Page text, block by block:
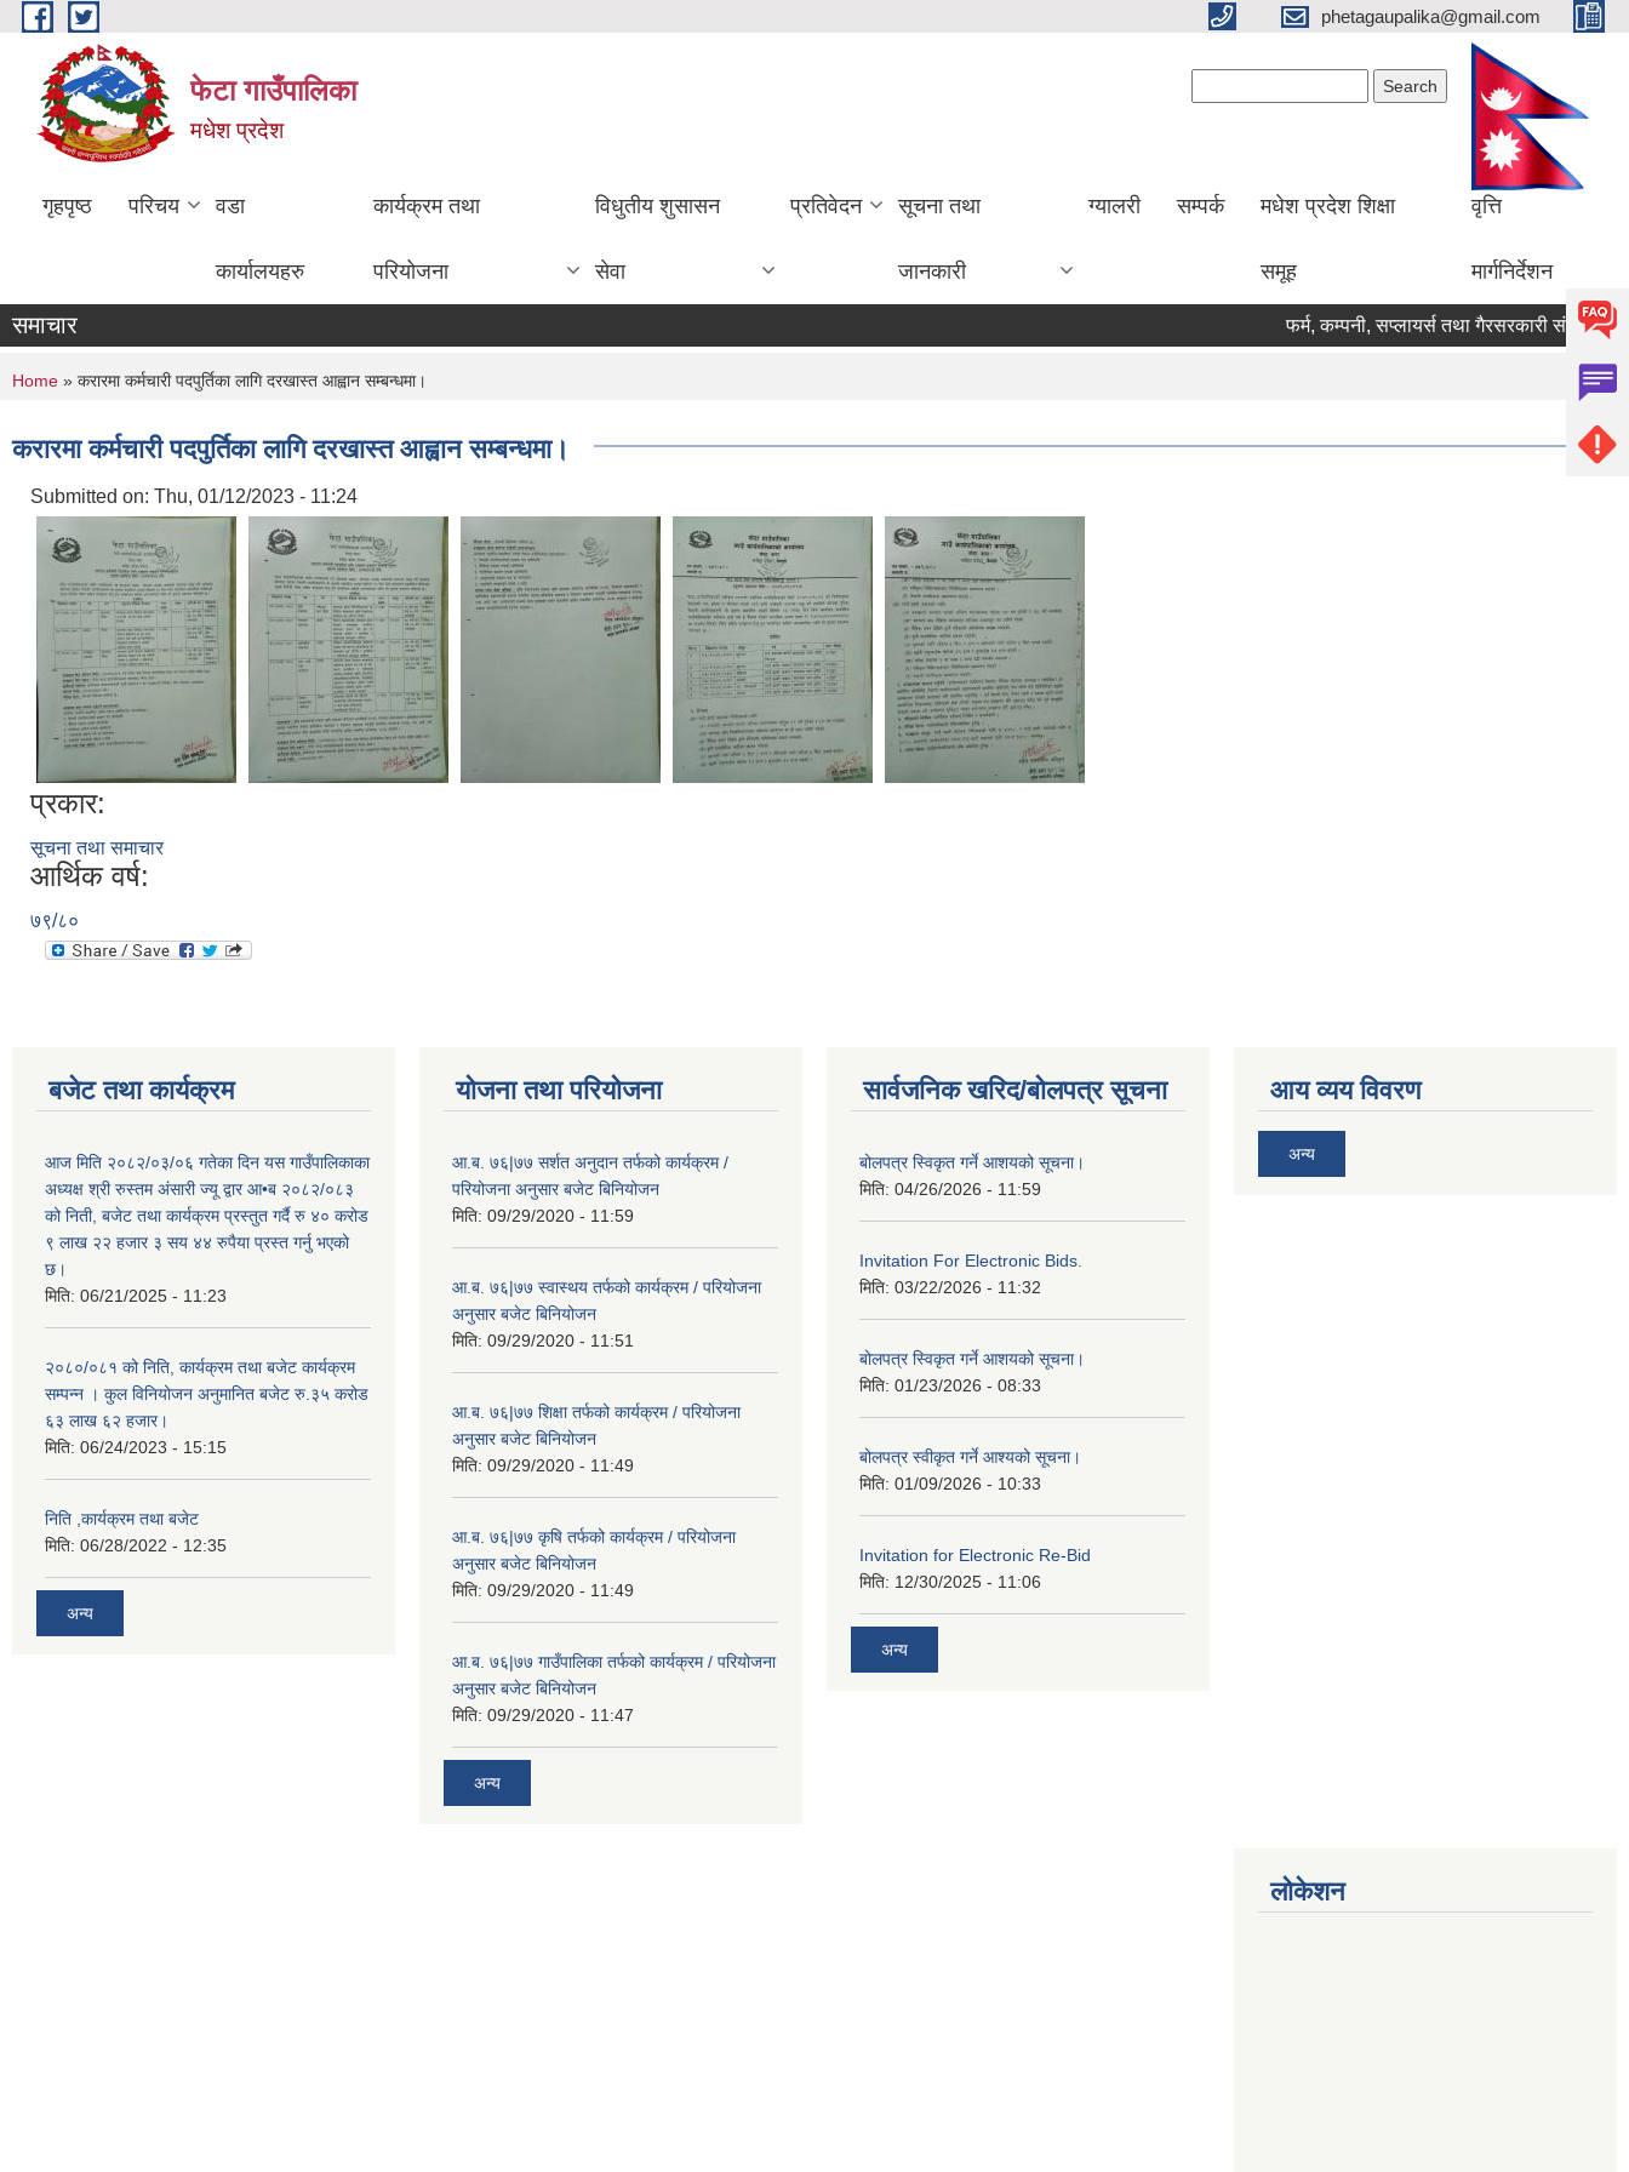
Skip to main content phetagaupalika@gmail.com
फेटा गाउँपालिका
मधेश प्रदेश
गृहपृष्ठ परिचय वडा
कार्यालयहरु
कार्यक्रम तथा
परियोजना
विधुतीय शुसासन
सेवा
प्रतिवेदन सूचना तथा
जानकारी
ग्यालरी सम्पर्क मधेश प्रदेश शिक्षा
समूह
वृत्ति
मार्गनिर्देशन
समाचार फर्म, कम्पनी, सप्लायर्स तथा गैरसरकारी संस्थाहरु
You are here
Home » करारमा कर्मचारी पदपुर्तिका लागि दरखास्त आह्वान सम्बन्धमा।
करारमा कर्मचारी पदपुर्तिका लागि दरखास्त आह्वान सम्बन्धमा।
Submitted on: Thu, 01/12/2023 - 11:24
प्रकार:
सूचना तथा समाचार
आर्थिक वर्ष:
७९/८०
बजेट तथा कार्यक्रम
आज मिति २०८२/०३/०६ गतेका दिन यस गाउँपालिकाका
अध्यक्ष श्री रुस्तम अंसारी ज्यू द्वार आ•ब २०८२/०८३
को निती, बजेट तथा कार्यक्रम प्रस्तुत गर्दै रु ४० करोड
९ लाख २२ हजार ३ सय ४४ रुपैया प्रस्त गर्नु भएको
छ।
मिति: 06/21/2025 - 11:23
२०८०/०८१ को निति, कार्यक्रम तथा बजेट कार्यक्रम
सम्पन्न । कुल विनियोजन अनुमानित बजेट रु.३५ करोड
६३ लाख ६२ हजार।
मिति: 06/24/2023 - 15:15
निति ,कार्यक्रम तथा बजेट
मिति: 06/28/2022 - 12:35
अन्य
योजना तथा परियोजना
आ.ब. ७६|७७ सर्शत अनुदान तर्फको कार्यक्रम /
परियोजना अनुसार बजेट बिनियोजन
मिति: 09/29/2020 - 11:59
आ.ब. ७६|७७ स्वास्थय तर्फको कार्यक्रम / परियोजना
अनुसार बजेट बिनियोजन
मिति: 09/29/2020 - 11:51
आ.ब. ७६|७७ शिक्षा तर्फको कार्यक्रम / परियोजना
अनुसार बजेट बिनियोजन
मिति: 09/29/2020 - 11:49
आ.ब. ७६|७७ कृषि तर्फको कार्यक्रम / परियोजना
अनुसार बजेट बिनियोजन
मिति: 09/29/2020 - 11:49
आ.ब. ७६|७७ गाउँपालिका तर्फको कार्यक्रम / परियोजना
अनुसार बजेट बिनियोजन
मिति: 09/29/2020 - 11:47
अन्य
सार्वजनिक खरिद/बोलपत्र सूचना
बोलपत्र स्विकृत गर्ने आशयको सूचना।
मिति: 04/26/2026 - 11:59
Invitation For Electronic Bids.
मिति: 03/22/2026 - 11:32
बोलपत्र स्विकृत गर्ने आशयको सूचना।
मिति: 01/23/2026 - 08:33
बोलपत्र स्वीकृत गर्ने आश्यको सूचना।
मिति: 01/09/2026 - 10:33
Invitation for Electronic Re-Bid
मिति: 12/30/2025 - 11:06
अन्य
आय व्यय विवरण
अन्य
लोकेशन